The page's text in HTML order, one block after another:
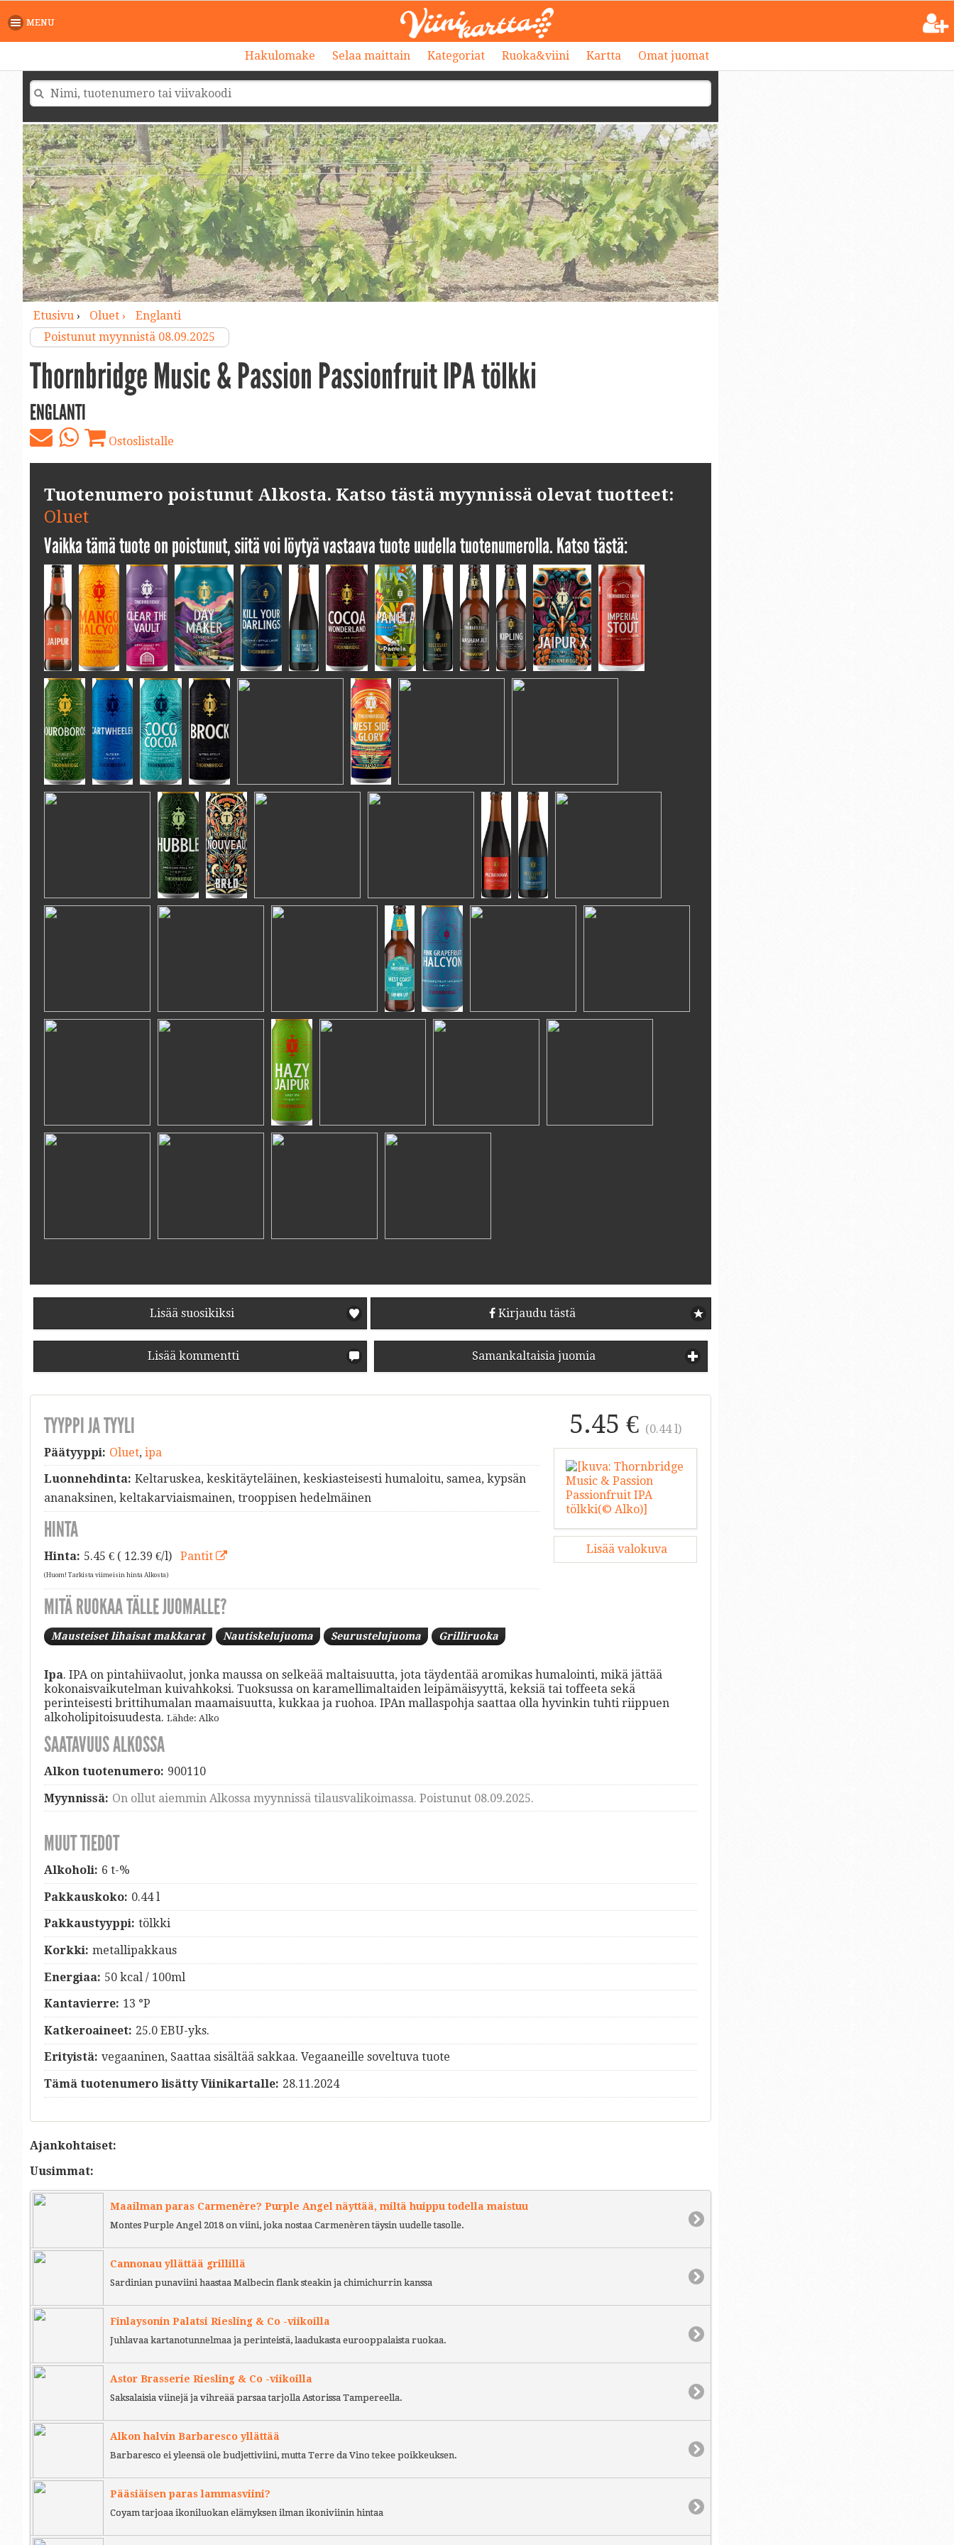
MENU
Hakulomake Selaa maittain Kategoriat Ruoka&viini Kartta Omat juomat
Etusivu› Oluet ›
Englanti
Poistunut myynnistä 08.09.2025
Thornbridge Music & Passion Passionfruit IPA tölkki
ENGLANTI
Ostoslistalle
Tuotenumero poistunut Alkosta. Katso tästä myynnissä olevat tuotteet:
Oluet
Vaikka tämä tuote on poistunut, siitä voi löytyä vastaava tuote uudella tuotenumerolla. Katso tästä:
Lisää suosikiksi Kirjaudu tästä
Lisää kommentti Samankaltaisia juomia
5.45 € (0.44 l)
Lisää valokuva
TYYPPI JA TYYLI
Päätyyppi: Oluet, ipa
Luonnehdinta: Keltaruskea, keskitäyteläinen, keskiasteisesti humaloitu, samea, kypsän
ananaksinen, keltakarviaismainen, trooppisen hedelmäinen
HINTA
Hinta: 5.45 € ( 12.39 €/l) Pantit
(Huom! Tarkista viimeisin hinta Alkosta)
MITÄ RUOKAA TÄLLE JUOMALLE?
Mausteiset lihaisat makkarat Nautiskelujuoma Seurustelujuoma Grilliruoka
Ipa. IPA on pintahiivaolut, jonka maussa on selkeää maltaisuutta, jota täydentää aromikas humalointi, mikä jättää
kokonaisvaikutelman kuivahkoksi. Tuoksussa on karamellimaltaiden leipämäisyyttä, keksiä tai toffeeta sekä
perinteisesti brittihumalan maamaisuutta, kukkaa ja ruohoa. IPAn mallaspohja saattaa olla hyvinkin tuhti riippuen
alkoholipitoisuudesta. Lähde: Alko
SAATAVUUS ALKOSSA
Alkon tuotenumero: 900110
Myynnissä: On ollut aiemmin Alkossa myynnissä tilausvalikoimassa. Poistunut 08.09.2025.
MUUT TIEDOT
Alkoholi: 6 t-%
Pakkauskoko: 0.44 l
Pakkaustyyppi: tölkki
Korkki: metallipakkaus
Energiaa: 50 kcal / 100ml
Kantavierre: 13 °P
Katkeroaineet: 25.0 EBU-yks.
Erityistä: vegaaninen, Saattaa sisältää sakkaa. Vegaaneille soveltuva tuote
Tämä tuotenumero lisätty Viinikartalle: 28.11.2024
Ajankohtaiset:
Uusimmat:
Maailman paras Carmenère? Purple Angel näyttää, miltä huippu todella maistuu
Montes Purple Angel 2018 on viini, joka nostaa Carmenèren täysin uudelle tasolle.
Cannonau yllättää grillillä
Sardinian punaviini haastaa Malbecin flank steakin ja chimichurrin kanssa
Finlaysonin Palatsi Riesling & Co -viikoilla
Juhlavaa kartanotunnelmaa ja perinteistä, laadukasta eurooppalaista ruokaa.
Astor Brasserie Riesling & Co -viikoilla
Saksalaisia viinejä ja vihreää parsaa tarjolla Astorissa Tampereella.
Alkon halvin Barbaresco yllättää
Barbaresco ei yleensä ole budjettiviini, mutta Terre da Vino tekee poikkeuksen.
Pääsiäisen paras lammasviini?
Coyam tarjoaa ikoniluokan elämyksen ilman ikoniviinin hintaa